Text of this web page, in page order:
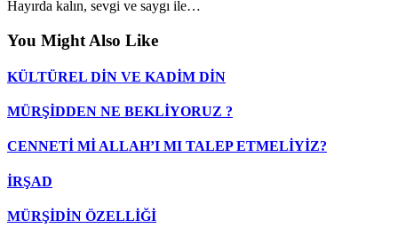
Hayırda kalın, sevgi ve saygı ile…
You Might Also Like
KÜLTÜREL DİN VE KADİM DİN
MÜRŞİDDEN NE BEKLİYORUZ ?
CENNETİ Mİ ALLAH’I MI TALEP ETMELİYİZ?
İRŞAD
MÜRŞİDİN ÖZELLİĞİ